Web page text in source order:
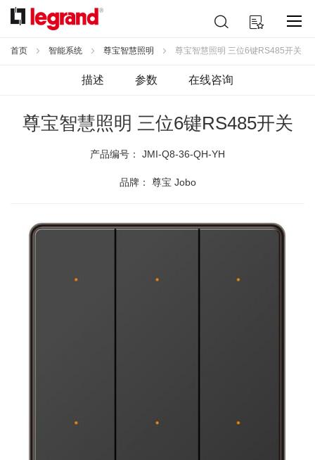
跳
到
容
我的购物车
索
首页 智能系统 尊宝智慧照明 尊宝智慧照明 三位6键RS485开关
描述 参数 在线咨询
尊宝智慧照明 三位6键RS485开关
产品编号： JMI-Q8-36-QH-YH
品牌： 尊宝 Jobo